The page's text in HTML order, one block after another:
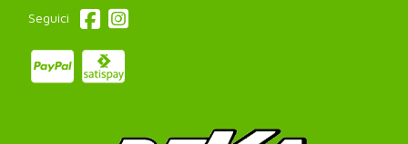
Seguici